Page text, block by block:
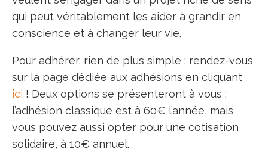
qui peut véritablement les aider à grandir en
conscience et à changer leur vie.
Pour adhérer, rien de plus simple : rendez-vous
sur la page dédiée aux adhésions en cliquant
ici ! Deux options se présenteront à vous :
l’adhésion classique est à 60€ l’année, mais
vous pouvez aussi opter pour une cotisation
solidaire, à 10€ annuel.